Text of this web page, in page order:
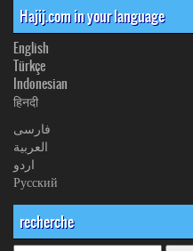
Hajij.com in your language
English
Türkçe
Indonesian
हिनदी
فارسی
العربیة
اردو
Русский
recherche